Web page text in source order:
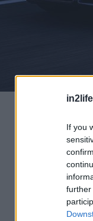
If you
further